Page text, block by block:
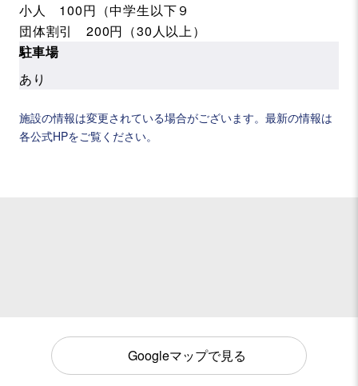
小人 100円（中学生以下９
団体割引 200円（30人以上）
駐車場
あり
施設の情報は変更されている場合がございます。最新の情報は
各公式HPをご覧ください。
Googleマップで見る